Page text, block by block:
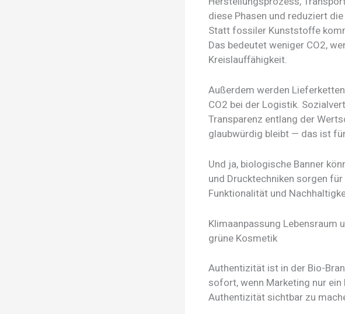
diese Phasen und reduziert
Statt fossiler Kunststoffe
Das bedeutet weniger CO2,
Kreislauffähigkeit.
Außerdem werden
CO2 bei der Logistik.
Transparenz entlang der
glaubwürdig bleibt — das ist
Und ja, biologische Banner
und Drucktechniken sorgen
Funktionalität und
Klimaanpassung Lebensraum
grüne Kosmetik
Authentizität ist in der Bio-
sofort, wenn Marketing nur
Authentizität sichtbar zu